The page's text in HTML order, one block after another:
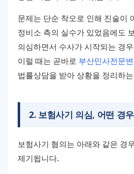
문제는 단순 착오로 인해 진술이
정비소 측의 실수가 있었음에도
의심하면서 수사가 시작되는 경
이럴 때는 곧바로 부산민사전문
법률상담을 받아 상황을 정리하
2. 보험사기 의심, 어떤 경
보험사기 혐의는 아래와 같은 경
제기됩니다.